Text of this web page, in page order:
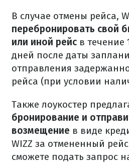
В случае отмены рейса,
перебронировать свой
или иной рейс в течение
дней после даты
отправления
рейса (при условии
Также лоукостер
бронирование и
возмещение в виде
WIZZ за отмененный
сможете подать запрос